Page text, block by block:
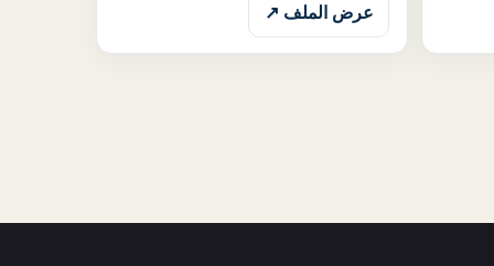
عرض الملف ↗